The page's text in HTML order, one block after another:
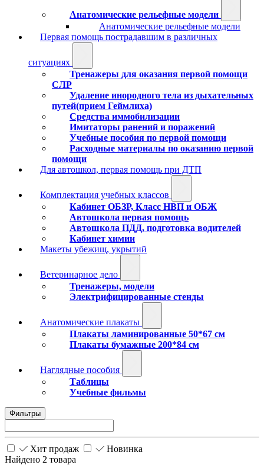
Анатомические рельефные модели
Анатомические рельефные модели
Первая помощь пострадавшим в различных
ситуациях
Тренажеры для оказания первой помощи
СЛР
Удаление инородного тела из дыхательных
путей(прием Геймлиха)
Средства иммобилизации
Имитаторы ранений и поражений
Учебные пособия по первой помощи
Расходные материалы по оказанию первой
помощи
Для автошкол, первая помощь при ДТП
Комплектация учебных классов
Кабинет ОБЗР, Класс НВП и ОБЖ
Автошкола первая помощь
Автошкола ПДД, подготовка водителей
Кабинет химии
Макеты убежищ, укрытий
Ветеринарное дело
Тренажеры, модели
Электрифицированные стенды
Анатомические плакаты
Плакаты ламинированные 50*67 см
Плакаты бумажные 200*84 см
Наглядные пособия
Таблицы
Учебные фильмы
Фильтры
Хит продаж
Новинка
Найдено 2 товара